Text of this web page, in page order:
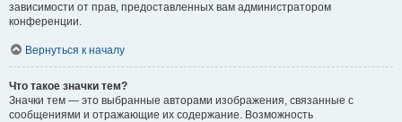
зависимости от прав, предоставленных вам администратором
конференции.
Вернуться к началу
Что такое значки тем?
Значки тем — это выбранные авторами изображения, связанные с
сообщениями и отражающие их содержание. Возможность